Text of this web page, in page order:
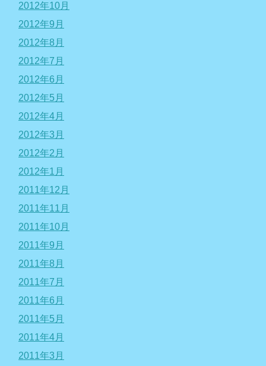
2012年10月
2012年9月
2012年8月
2012年7月
2012年6月
2012年5月
2012年4月
2012年3月
2012年2月
2012年1月
2011年12月
2011年11月
2011年10月
2011年9月
2011年8月
2011年7月
2011年6月
2011年5月
2011年4月
2011年3月